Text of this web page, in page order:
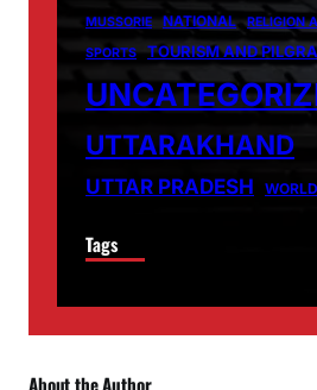
MUSSORIE NATIONAL
RELIGION
SPORTS
TOURISM AND
UTTARAKHAND
UTTAR PRADESH WORLD
Tags
About the Author